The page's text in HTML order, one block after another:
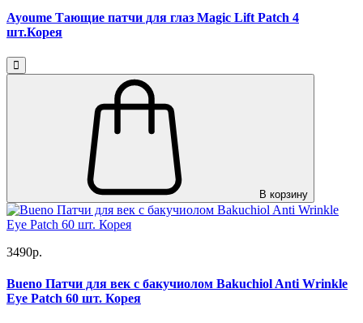
Ayoume Тающие патчи для глаз Magic Lift Patch 4
шт.Корея
В корзину
3490р.
Bueno Патчи для век с бакучиолом Bakuchiol Anti Wrinkle
Eye Patch 60 шт. Корея